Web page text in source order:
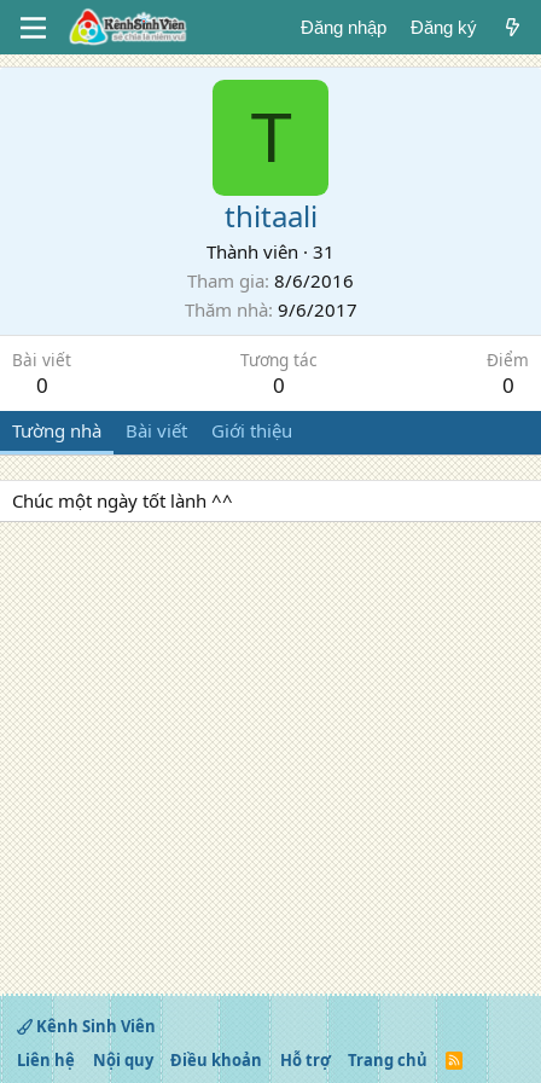
Đăng nhập Đăng ký
T
thitaali
Thành viên · 31
Tham gia 8/6/2016
Thăm nhà 9/6/2017
Bài viết
0
Tương tác
0
Điểm
0
Tường nhà Bài viết Giới thiệu
Chúc một ngày tốt lành ^^
Kênh Sinh Viên
Liên hệ
Nội quy Điều khoản Hỗ trợ Trang chủ
R